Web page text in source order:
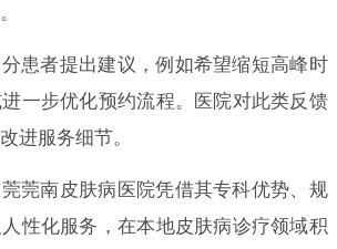
患者提出建议，例如希望缩短高峰时
一步优化预约流程。医院对此类反馈
进服务细节。
莞南皮肤病医院凭借其专科优势、规
性化服务，在本地皮肤病诊疗领域积